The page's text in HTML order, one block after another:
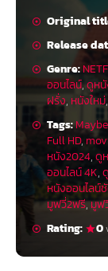
Original
Release
Genre:
ออนไลน์,ดูหนั
ฝรั่ง, หนังใหม่,
Tags:
Full HD,
หนัง2024,ดู
ออนไลน์ 4K,
หนังออนไลน์
มูฟวี่2ฟรี,มูฟ
Rating:
0